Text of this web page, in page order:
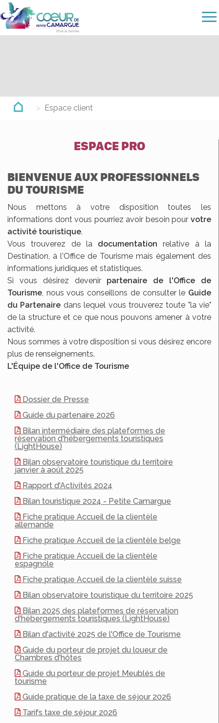
Skip
to
main
content
Espace client
ESPACE PRO
BIENVENUE AUX PROFESSIONNELS
DU TOURISME
Nous mettons à votre disposition toutes les
informations dont vous pourriez avoir besoin pour votre
activité touristique.
Vous trouverez de la documentation relative à la
Destination, à l'Office de Tourisme mais également des
informations juridiques et statistiques.
Si vous désirez devenir partenaire de l'Office de
Tourisme, nous vous conseillons de consulter le Guide
du Partenaire dans lequel vous trouverez toute "la vie"
de la structure et ce que nous pouvons amener à votre
activité.
Nous sommes à votre disposition si vous désirez encore
plus de renseignements.
L'Équipe de l'Office de Tourisme
Dossier de Presse
Guide du partenaire 2026
Bilan intermédiaire des plateformes de
réservation d'hébergements touristiques
(LightHouse)
Bilan observatoire touristique du territoire
janvier à août 2025
Rapport d'Activités 2024
Bilan touristique 2024 - Petite Camargue
Fiche pratique Accueil de la clientèle
allemande
Fiche pratique Accueil de la clientèle belge
Fiche pratique Accueil de la clientèle
espagnole
Fiche pratique Accueil de la clientèle suisse
Bilan observatoire touristique du territoire 2025
Bilan 2025 des plateformes de réservation
d'hébergements touristiques (LightHouse)
Bilan d'activité 2025 de l'Office de Tourisme
Guide du porteur de projet du loueur de
Chambres d'hôtes
Guide du porteur de projet Meublés de
tourisme
Guide pratique de la taxe de séjour 2026
Tarifs taxe de séjour 2026